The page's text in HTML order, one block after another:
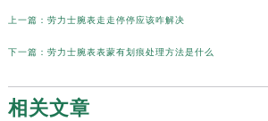
上一篇： 劳力士腕表走走停停应该咋解决
下一篇： 劳力士腕表表蒙有划痕处理方法是什么
相关文章